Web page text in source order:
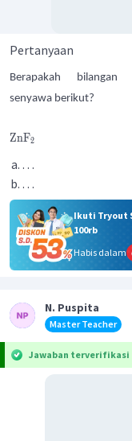
Pertanyaan
Berapakah
senyawa berikut?
ZnF2
. . .
. . .
Ikuti Tryout
100rb
Habis dalam
N. Puspita
Master Teacher
Jawaban terverifikasi